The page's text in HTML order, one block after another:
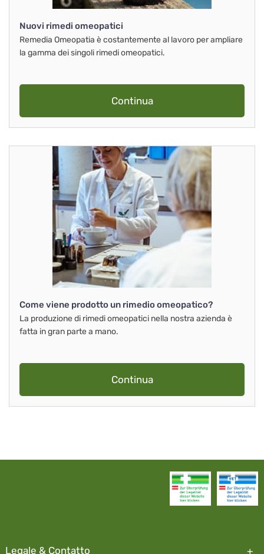
Nuovi rimedi omeopatici
Remedia Omeopatia è costantemente al lavoro per ampliare
la gamma dei singoli rimedi omeopatici.
Continua
Come viene prodotto un rimedio omeopatico?
La produzione di rimedi omeopatici nella nostra azienda è
fatta in gran parte a mano.
Continua
Legale & Contatto